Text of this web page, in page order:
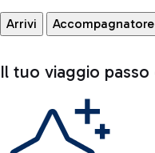
Arrivi Accompagnatore
Il tuo viaggio